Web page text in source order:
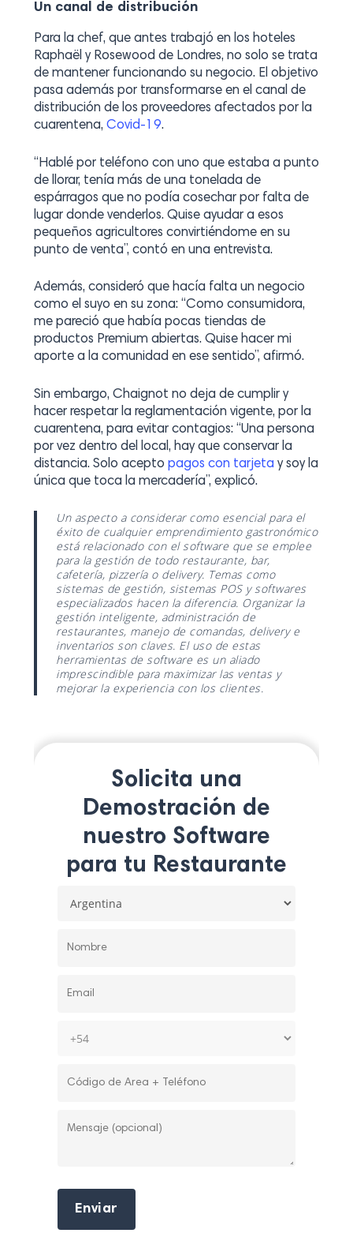
Un canal de distribución
Para la chef, que antes trabajó en los hoteles
Raphaël y Rosewood de Londres, no solo se trata
de mantener funcionando su negocio. El objetivo
pasa además por transformarse en el canal de
distribución de los proveedores afectados por la
cuarentena, Covid-19.
“Hablé por teléfono con uno que estaba a punto
de llorar, tenía más de una tonelada de
espárragos que no podía cosechar por falta de
lugar donde venderlos. Quise ayudar a esos
pequeños agricultores convirtiéndome en su
punto de venta”, contó en una entrevista.
Además, consideró que hacía falta un negocio
como el suyo en su zona: “Como consumidora,
me pareció que había pocas tiendas de
productos Premium abiertas. Quise hacer mi
aporte a la comunidad en ese sentido”, afirmó.
Sin embargo, Chaignot no deja de cumplir y
hacer respetar la reglamentación vigente, por la
cuarentena, para evitar contagios: “Una persona
por vez dentro del local, hay que conservar la
distancia. Solo acepto pagos con tarjeta y soy la
única que toca la mercadería”, explicó.
Un aspecto a considerar como esencial para el
éxito de cualquier emprendimiento gastronómico
está relacionado con el software que se emplee
para la gestión de todo restaurante, bar,
cafetería, pizzería o delivery. Temas como
sistemas de gestión, sistemas POS y softwares
especializados hacen la diferencia. Organizar la
gestión inteligente, administración de
restaurantes, manejo de comandas, delivery e
inventarios son claves. El uso de estas
herramientas de software es un aliado
imprescindible para maximizar las ventas y
mejorar la experiencia con los clientes.
Solicita una
Demostración de
nuestro Software
para tu Restaurante
Enviar